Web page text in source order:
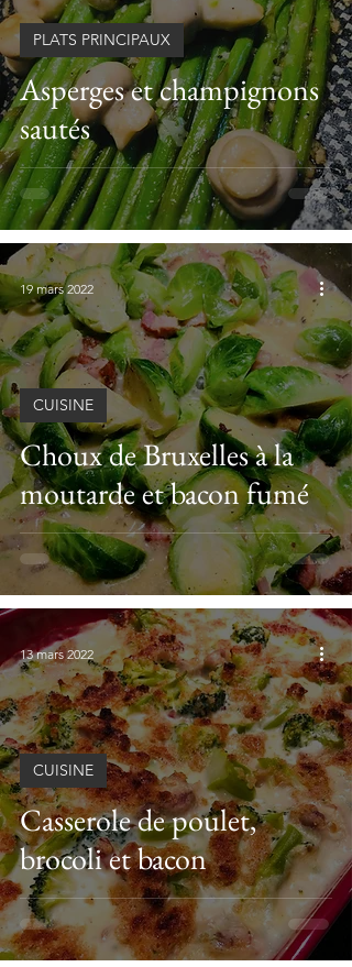
Asperges et champignons
sautés
PLATS PRINCIPAUX
Choux de Bruxelles à la
moutarde et bacon fumé
CUISINE
19 mars 2022
Casserole de poulet,
brocoli et bacon
CUISINE
13 mars 2022